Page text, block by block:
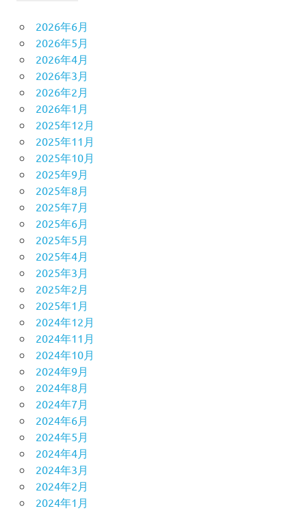
2026年6月
2026年5月
2026年4月
2026年3月
2026年2月
2026年1月
2025年12月
2025年11月
2025年10月
2025年9月
2025年8月
2025年7月
2025年6月
2025年5月
2025年4月
2025年3月
2025年2月
2025年1月
2024年12月
2024年11月
2024年10月
2024年9月
2024年8月
2024年7月
2024年6月
2024年5月
2024年4月
2024年3月
2024年2月
2024年1月